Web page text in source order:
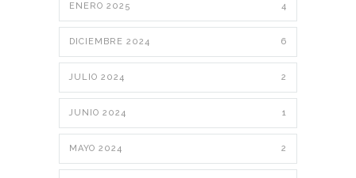
ENERO 2025 4
DICIEMBRE 2024 6
JULIO 2024 2
JUNIO 2024 1
MAYO 2024 2